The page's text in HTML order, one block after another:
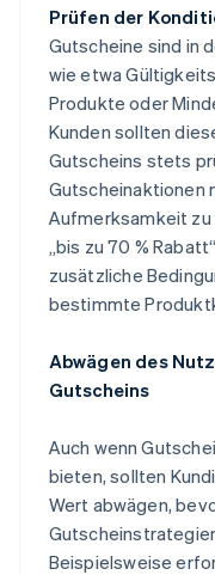
Prüfen der
Gutscheine sind in
wie etwa
Produkte oder
Kunden sollten
Gutscheins stets
Gutscheinaktionen
Aufmerksamkeit zu
„bis zu 70 %
zusätzliche
bestimmte
Abwägen des
Gutscheins
Auch wenn
bieten, sollten
Wert abwägen,
Beispielsweise